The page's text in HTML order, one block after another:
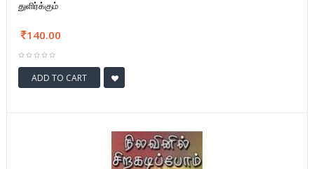
துளிர்க்கும்
140.00
ADD TO CART